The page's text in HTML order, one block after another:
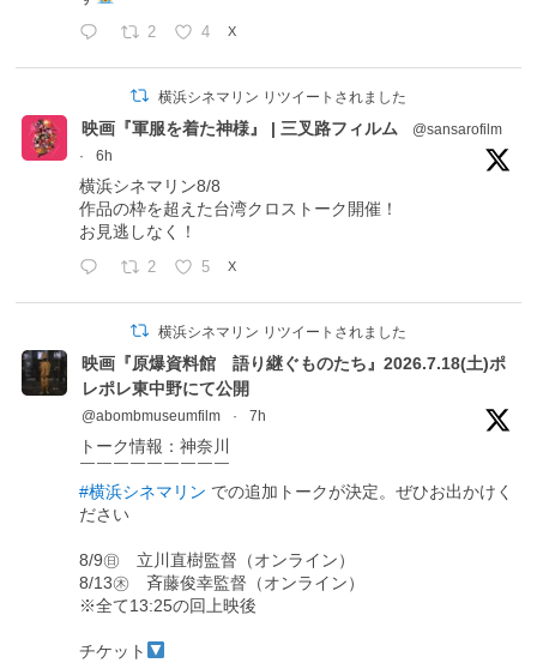
2 4 X
横浜シネマリン リツイートされました
映画『軍服を着た神様』 | 三叉路フィルム
@sansarofilm
·
6h
横浜シネマリン8/8
作品の枠を超えた台湾クロストーク開催！
お見逃しなく！
2 5 X
横浜シネマリン リツイートされました
映画『原爆資料館 語り継ぐものたち』2026.7.18(土)ポ
レポレ東中野にて公開
@abombmuseumfilm · 7h
トーク情報：神奈川
￣￣￣￣￣￣￣￣￣
#横浜シネマリン での追加トークが決定。ぜひお出かけく
ださい
8/9㊐ 立川直樹監督（オンライン）
8/13㊍ 斉藤俊幸監督（オンライン）
※全て13:25の回上映後
チケット